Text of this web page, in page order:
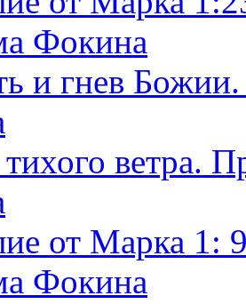
Фокина
и гнев
ветра.
от Марка 1:
Фокина